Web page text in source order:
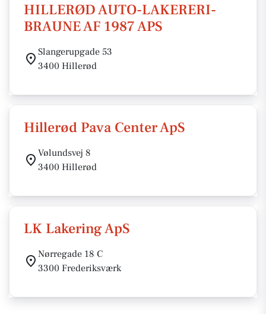
HILLERØD AUTO-LAKERERI-
BRAUNE AF 1987 APS
Slangerupgade 53
3400 Hillerød
Hillerød Pava Center ApS
Vølundsvej 8
3400 Hillerød
LK Lakering ApS
Nørregade 18 C
3300 Frederiksværk